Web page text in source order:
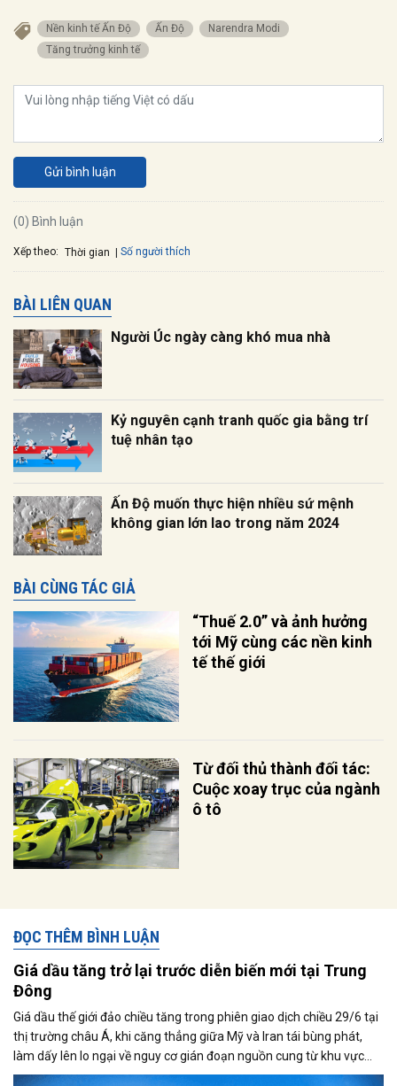
Nền kinh tế Ấn Độ Ấn Độ
Narendra Modi
Tăng trưởng kinh tế
Gửi bình luận
(0) Bình luận
Xếp theo: Thời gian Số người thích
BÀI LIÊN QUAN
Người Úc ngày càng khó mua nhà
Kỷ nguyên cạnh tranh quốc gia bằng trí
tuệ nhân tạo
Ấn Độ muốn thực hiện nhiều sứ mệnh
không gian lớn lao trong năm 2024
BÀI CÙNG TÁC GIẢ
“Thuế 2.0” và ảnh hưởng
tới Mỹ cùng các nền kinh
tế thế giới
Từ đối thủ thành đối tác:
Cuộc xoay trục của ngành
ô tô
ĐỌC THÊM BÌNH LUẬN
Giá dầu tăng trở lại trước diễn biến mới tại Trung
Đông
Giá dầu thế giới đảo chiều tăng trong phiên giao dịch chiều 29/6 tại
thị trường châu Á, khi căng thẳng giữa Mỹ và Iran tái bùng phát,
làm dấy lên lo ngại về nguy cơ gián đoạn nguồn cung từ khu vực
Trung Đông. Tuy nhiên, triển vọng nối lại đàm phán giữa hai bên đã